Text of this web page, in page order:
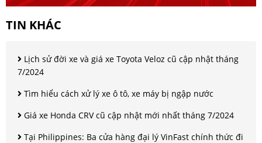
TIN KHÁC
Lịch sử đời xe và giá xe Toyota Veloz cũ cập nhật tháng
7/2024
Tìm hiểu cách xử lý xe ô tô, xe máy bị ngập nước
Giá xe Honda CRV cũ cập nhật mới nhất tháng 7/2024
Tại Philippines: Ba cửa hàng đại lý VinFast chính thức đi